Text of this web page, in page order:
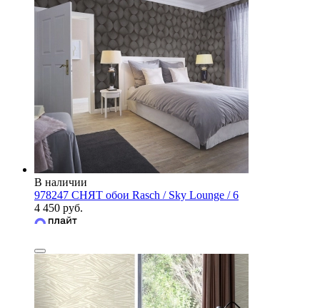
В наличии
978247 СНЯТ обои Rasch / Sky Lounge / 6
4 450 руб.